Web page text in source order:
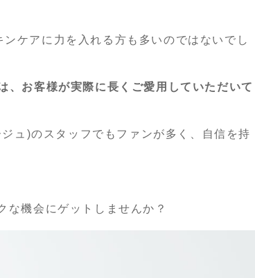
ケアに力を入れる方も多いのではないでし
お客様が実際に長くご愛用していただいて
ュ)のスタッフでもファンが多く、自信を持
な機会にゲットしませんか？